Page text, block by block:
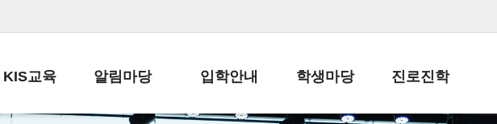
KIS교육 알림마당 입학안내 학생마당 진로진학